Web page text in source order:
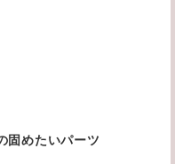
固めたいパーツ